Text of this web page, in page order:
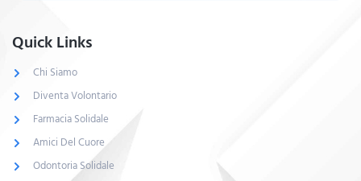
Quick Links
Chi Siamo
Diventa Volontario
Farmacia Solidale
Amici Del Cuore
Odontoria Solidale